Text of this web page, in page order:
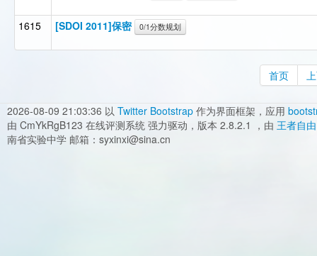
1615 [SDOI 2011]保密 0/1分数规划
首页
2026-08-09 21:03:36 以 Twitter Bootstrap 作为界面框架，应用
由 CmYkRgB123 在线评测系统 强力驱动，版本 2.8.2.1 ，由 王者自由
南省实验中学 邮箱：syxinxi@sina.cn